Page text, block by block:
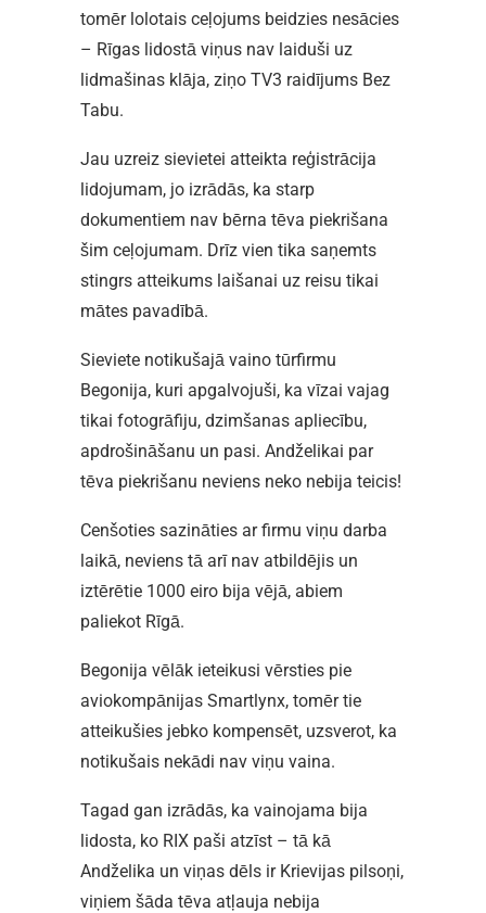
tomēr lolotais ceļojums beidzies nesācies
– Rīgas lidostā viņus nav laiduši uz
lidmašinas klāja, ziņo TV3 raidījums Bez
Tabu.
Jau uzreiz sievietei atteikta reģistrācija
lidojumam, jo izrādās, ka starp
dokumentiem nav bērna tēva piekrišana
šim ceļojumam. Drīz vien tika saņemts
stingrs atteikums laišanai uz reisu tikai
mātes pavadībā.
Sieviete notikušajā vaino tūrfirmu
Begonija, kuri apgalvojuši, ka vīzai vajag
tikai fotogrāfiju, dzimšanas apliecību,
apdrošināšanu un pasi. Andželikai par
tēva piekrišanu neviens neko nebija teicis!
Cenšoties sazināties ar firmu viņu darba
laikā, neviens tā arī nav atbildējis un
iztērētie 1000 eiro bija vējā, abiem
paliekot Rīgā.
Begonija vēlāk ieteikusi vērsties pie
aviokompānijas Smartlynx, tomēr tie
atteikušies jebko kompensēt, uzsverot, ka
notikušais nekādi nav viņu vaina.
Tagad gan izrādās, ka vainojama bija
lidosta, ko RIX paši atzīst – tā kā
Andželika un viņas dēls ir Krievijas pilsoņi,
viņiem šāda tēva atļauja nebija